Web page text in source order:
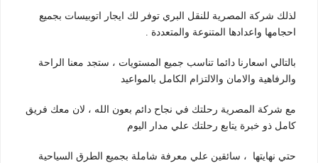
لذلك شركة المصرية للنقل البري توفر لك ايجار اتوبيسات بجميع
احجامها واعدادها المتنوعة والمتعددة .
بالتالي اسعارنا دائما تناسب جميع المستويات ، ستجد معنا الراحة
والرفاهية والامان والالتزام الكامل بالمواعيد
مع شركة المصرية رحلتك في نجاح دائم بعون الله ، لان معك فريق
كامل ذو خبرة يتابع رحلتك علي مدار اليوم
حتي نهايتها ، سائقين علي معرفة شاملة بجميع الطرق السياحية